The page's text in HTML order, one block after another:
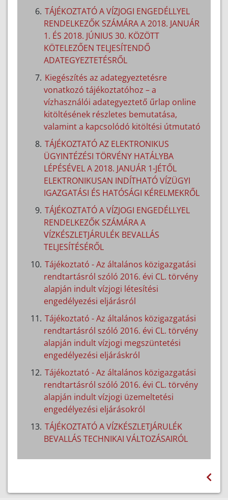
TÁJÉKOZTATÓ A VÍZJOGI ENGEDÉLLYEL
RENDELKEZŐK SZÁMÁRA A 2018. JANUÁR
1. ÉS 2018. JÚNIUS 30. KÖZÖTT
KÖTELEZŐEN TELJESÍTENDŐ
ADATEGYEZTETÉSRŐL
Kiegészítés az adategyeztetésre
vonatkozó tájékoztatóhoz – a
vízhasználói adategyeztető űrlap online
kitöltésének részletes bemutatása,
valamint a kapcsolódó kitöltési útmutató
TÁJÉKOZTATÓ AZ ELEKTRONIKUS
ÜGYINTÉZÉSI TÖRVÉNY HATÁLYBA
LÉPÉSÉVEL A 2018. JANUÁR 1-JÉTŐL
ELEKTRONIKUSAN INDÍTHATÓ VÍZÜGYI
IGAZGATÁSI ÉS HATÓSÁGI KÉRELMEKRŐL
TÁJÉKOZTATÓ A VÍZJOGI ENGEDÉLLYEL
RENDELKEZŐK SZÁMÁRA A
VÍZKÉSZLETJÁRULÉK BEVALLÁS
TELJESÍTÉSÉRŐL
Tájékoztató - Az általános közigazgatási
rendtartásról szóló 2016. évi CL. törvény
alapján indult vízjogi létesítési
engedélyezési eljárásról
Tájékoztató - Az általános közigazgatási
rendtartásról szóló 2016. évi CL. törvény
alapján indult vízjogi megszüntetési
engedélyezési eljáráskról
Tájékoztató - Az általános közigazgatási
rendtartásról szóló 2016. évi CL. törvény
alapján indult vízjogi üzemeltetési
engedélyezési eljárásokról
TÁJÉKOZTATÓ A VÍZKÉSZLETJÁRULÉK
BEVALLÁS TECHNIKAI VÁLTOZÁSAIRÓL